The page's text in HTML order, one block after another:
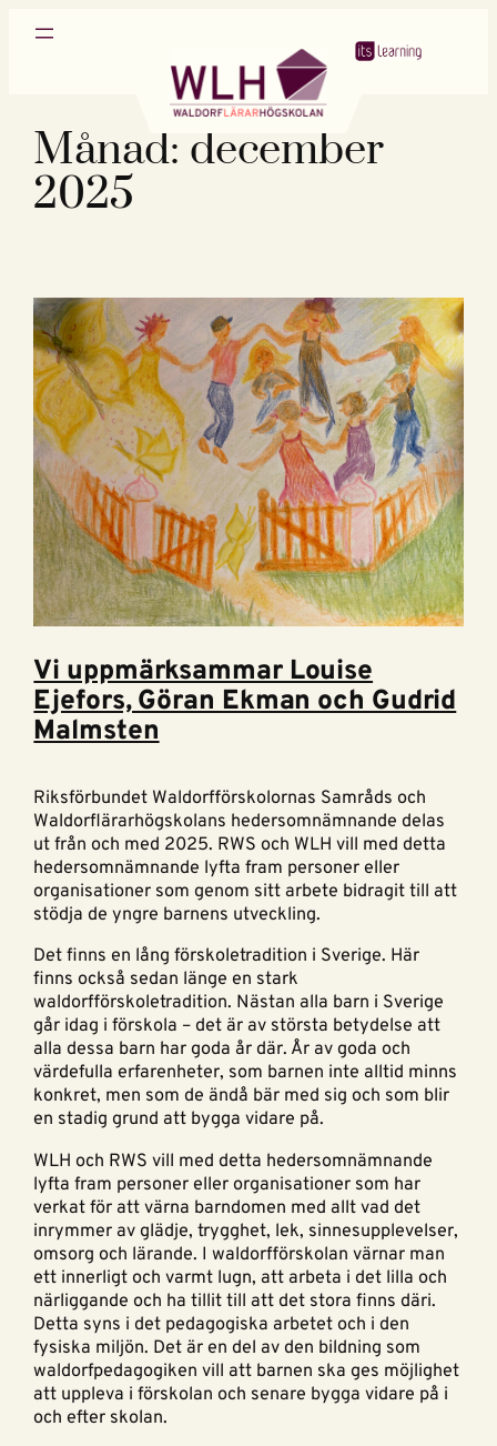
Månad: december
2025
Vi uppmärksammar Louise
Ejefors, Göran Ekman och Gudrid
Malmsten
Riksförbundet Waldorfförskolornas Samråds och
Waldorflärarhögskolans hedersomnämnande delas
ut från och med 2025. RWS och WLH vill med detta
hedersomnämnande lyfta fram personer eller
organisationer som genom sitt arbete bidragit till att
stödja de yngre barnens utveckling.
Det finns en lång förskoletradition i Sverige. Här
finns också sedan länge en stark
waldorfförskoletradition. Nästan alla barn i Sverige
går idag i förskola – det är av största betydelse att
alla dessa barn har goda år där. År av goda och
värdefulla erfarenheter, som barnen inte alltid minns
konkret, men som de ändå bär med sig och som blir
en stadig grund att bygga vidare på.
WLH och RWS vill med detta hedersomnämnande
lyfta fram personer eller organisationer som har
verkat för att värna barndomen med allt vad det
inrymmer av glädje, trygghet, lek, sinnesupplevelser,
omsorg och lärande. I waldorfförskolan värnar man
ett innerligt och varmt lugn, att arbeta i det lilla och
närliggande och ha tillit till att det stora finns däri.
Detta syns i det pedagogiska arbetet och i den
fysiska miljön. Det är en del av den bildning som
waldorfpedagogiken vill att barnen ska ges möjlighet
att uppleva i förskolan och senare bygga vidare på i
och efter skolan.